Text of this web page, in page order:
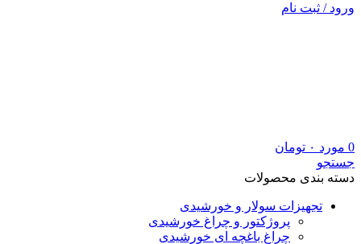
ورود / ثبت نام
0 مورد ۰ تومان
جستجو
دسته بندی محصولات
تجهیزات سولار و خورشیدی
پروژکتور و چراغ خورشیدی
چراغ باغچه ای خورشیدی